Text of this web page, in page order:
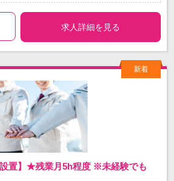
求人詳細を見る
置】★残業月5h程度 ※未経験でも